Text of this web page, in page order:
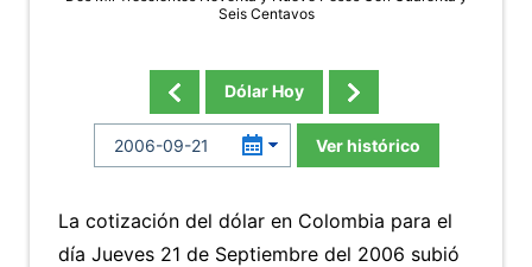
Seis Centavos
Dólar Hoy
Ver histórico
La cotización del dólar en Colombia para el
día Jueves 21 de Septiembre del 2006 subió